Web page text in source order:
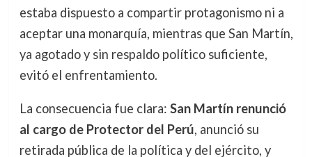
estaba dispuesto a compartir protagonismo ni a
aceptar una monarquía, mientras que San Martín,
ya agotado y sin respaldo político suficiente,
evitó el enfrentamiento.
La consecuencia fue clara: San Martín renunció
al cargo de Protector del Perú, anunció su
retirada pública de la política y del ejército, y